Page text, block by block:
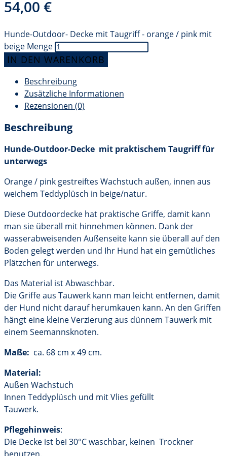
54,00 €
Hunde-Outdoor- Decke mit Taugriff - orange / pink mit
beige Menge
IN DEN WARENKORB
Beschreibung
Zusätzliche Informationen
Rezensionen (0)
Beschreibung
Hunde-Outdoor-Decke mit praktischem Taugriff für
unterwegs
Orange / pink gestreiftes Wachstuch außen, innen aus
weichem Teddyplüsch in beige/natur.
Diese Outdoordecke hat praktische Griffe, damit kann
man sie überall mit hinnehmen können. Dank der
wasserabweisenden Außenseite kann sie überall auf den
Boden gelegt werden und Ihr Hund hat ein gemütliches
Plätzchen für unterwegs.
Das Material ist Abwaschbar.
Die Griffe aus Tauwerk kann man leicht entfernen, damit
der Hund nicht darauf herumkauen kann. An den Griffen
hängt eine kleine Verzierung aus dünnem Tauwerk mit
einem Seemannsknoten.
Maße: ca. 68 cm x 49 cm.
Material:
Außen Wachstuch
Innen Teddyplüsch und mit Vlies gefüllt
Tauwerk.
Pflegehinweis:
Die Decke ist bei 30°C waschbar, keinen Trockner